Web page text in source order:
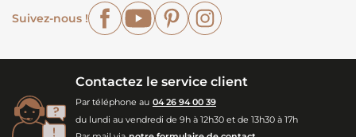
Suivez-nous !
FacebookYouTubePinterest
Contactez le service client
Par téléphone au 04 26 94 00 39
du lundi au vendredi de 9h à 12h30 et de 13h30 à 17h